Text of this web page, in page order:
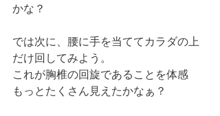
かな？
では次に、腰に手を当ててカラダの上
だけ回してみよう。
これが胸椎の回旋であることを体感
もっとたくさん見えたかなぁ？